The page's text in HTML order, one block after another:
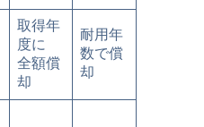
取得年
度に
全額償
却
耐用年
数で償
却